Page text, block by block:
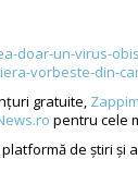
doar-un-virus-
vorbeste-din-
gratuite,
pentru cele
de știri și